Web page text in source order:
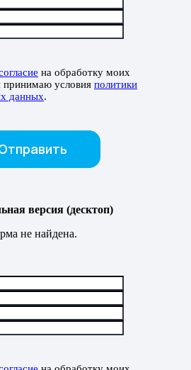
на обработку моих
принимаю условия политики
данных.
версия (десктоп)
не найдена.